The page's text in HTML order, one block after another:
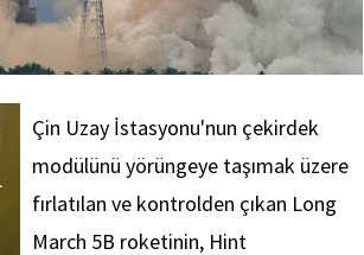
Çin Uzay İstasyonu'nun çekirdek
modülünü yörüngeye taşımak üzere
fırlatılan ve kontrolden çıkan Long
March 5B roketinin, Hint